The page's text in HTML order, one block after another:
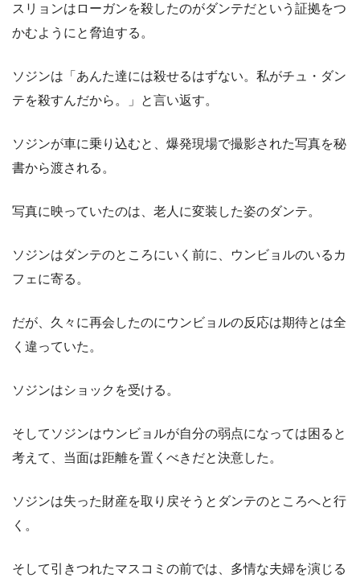
スリョンはローガンを殺したのがダンテだという証拠をつ
かむようにと脅迫する。
ソジンは「あんた達には殺せるはずない。私がチュ・ダン
テを殺すんだから。」と言い返す。
ソジンが車に乗り込むと、爆発現場で撮影された写真を秘
書から渡される。
写真に映っていたのは、老人に変装した姿のダンテ。
ソジンはダンテのところにいく前に、ウンビョルのいるカ
フェに寄る。
だが、久々に再会したのにウンビョルの反応は期待とは全
く違っていた。
ソジンはショックを受ける。
そしてソジンはウンビョルが自分の弱点になっては困ると
考えて、当面は距離を置くべきだと決意した。
ソジンは失った財産を取り戻そうとダンテのところへと行
く。
そして引きつれたマスコミの前では、多情な夫婦を演じる